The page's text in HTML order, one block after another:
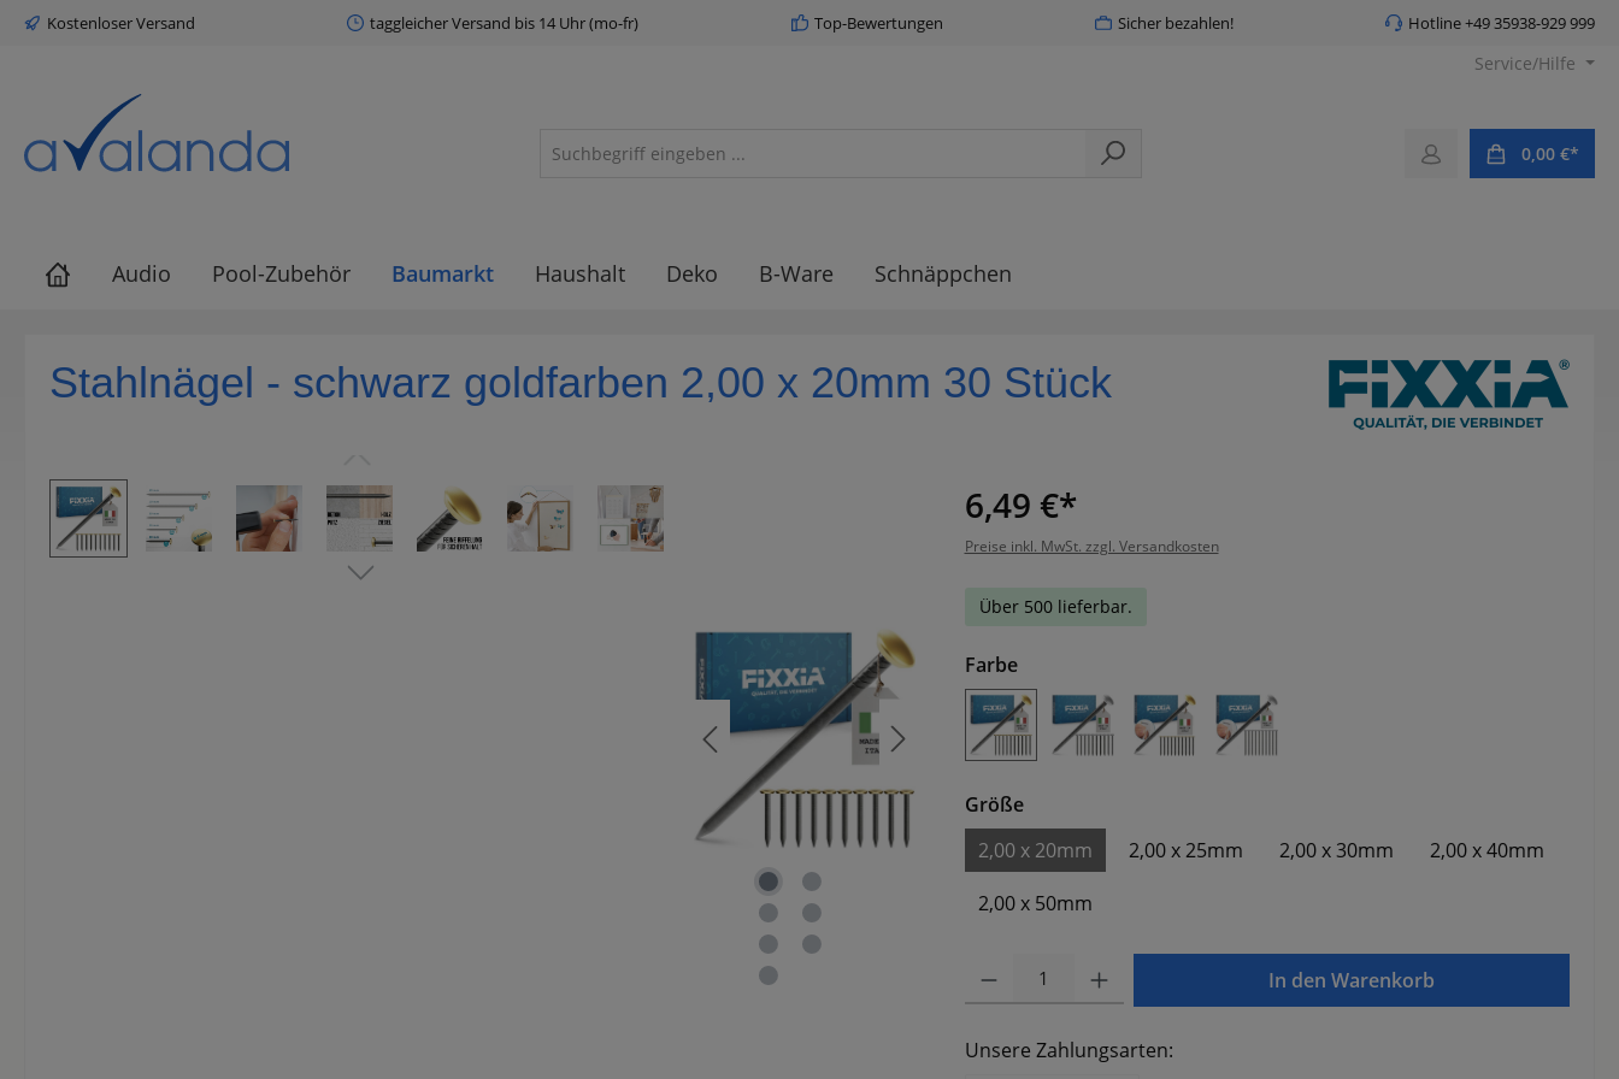
Zur Hauptnavigation springen
Kostenloser Versand taggleicher Versand bis 14 Uhr (mo-fr) Top-Bewertungen Sicher bezahlen! Hotline +49 35938-929 999
Service/Hilfe
0,00 €*
Audio Pool-Zubehör Baumarkt Haushalt Deko B-Ware Schnäppchen
Stahlnägel - schwarz goldfarben 2,00 x 20mm 30 Stück
Bildergalerie überspringen 6,49 €*
Preise inkl. MwSt. zzgl. Versandkosten
Über 500 lieferbar.
Farbeauswählen
GoldfarbenSilberfarbenGold mit HalterSilber mit Halter
Größeauswählen
2,00 x 20mm
2,00 x 25mm 2,00 x 30mm
2,00 x 40mm
2,00 x 50mm
In den Warenkorb
Unsere Zahlungsarten: